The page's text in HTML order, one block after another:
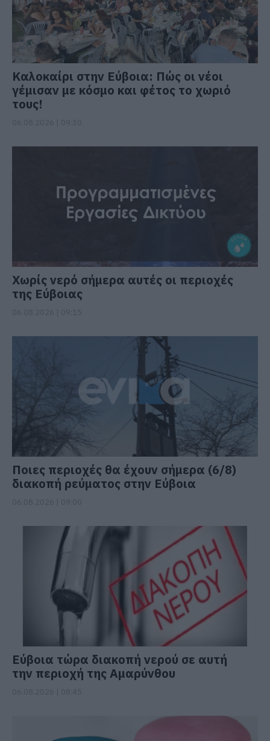
Καλοκαίρι στην Εύβοια: Πώς οι νέοι
γέμισαν με κόσμο και φέτος το χωριό
τους!
Χωρίς νερό σήμερα αυτές οι περιοχές
της Εύβοιας
Ποιες περιοχές θα έχουν σήμερα (6/8)
διακοπή ρεύματος στην Εύβοια
Εύβοια τώρα διακοπή νερού σε αυτή
την περιοχή της Αμαρύνθου